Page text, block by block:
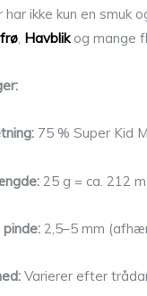
har ikke kun en
Havblik og mange
75 % Super Kid
25 g = ca. 212 m
2,5–5 mm
Varierer efter